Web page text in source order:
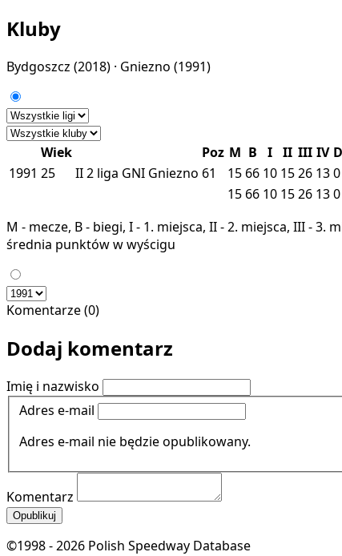
Kluby
Bydgoszcz (2018) · Gniezno (1991)
Wiek Poz M B I II III IV D
1991 25 II2 liga GNI Gniezno 61 15 66 10 1526 130
15 66 10 1526 130
M - mecze, B - biegi, I - 1. miejsca, II - 2. miejsca, III - 3.
średnia punktów w wyścigu
Komentarze (0)
Dodaj komentarz
Imię i nazwisko
Adres e-mail
Adres e-mail nie będzie opublikowany.
Komentarz
Opublikuj
©1998 - 2026 Polish Speedway Database